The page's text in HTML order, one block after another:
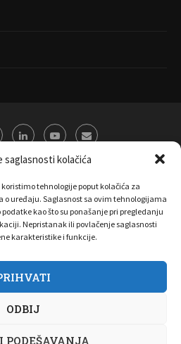
saglasnosti kolačića
tehnologije poput kolačića za
uređaju. Saglasnost sa ovim tehnologijama
kao što su ponašanje pri pregledanju
Nepristanak ili povlačenje saglasnosti
karakteristike i funkcije.
ODBIJ
PODEŠAVANJA
FAQ
Privatnost korisnika